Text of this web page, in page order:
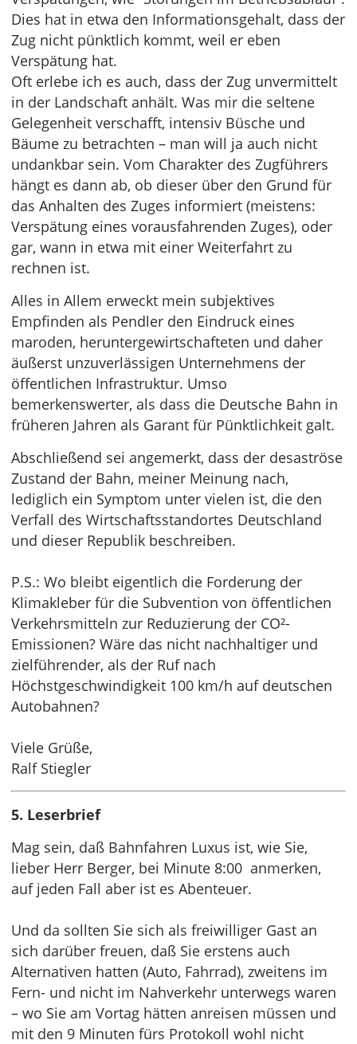
Dies hat in etwa den Informationsgehalt, dass der
Zug nicht pünktlich kommt, weil er eben
Verspätung hat.
Oft erlebe ich es auch, dass der Zug unvermittelt
in der Landschaft anhält. Was mir die seltene
Gelegenheit verschafft, intensiv Büsche und
Bäume zu betrachten – man will ja auch nicht
undankbar sein. Vom Charakter des Zugführers
hängt es dann ab, ob dieser über den Grund für
das Anhalten des Zuges informiert (meistens:
Verspätung eines vorausfahrenden Zuges), oder
gar, wann in etwa mit einer Weiterfahrt zu
rechnen ist.
Alles in Allem erweckt mein subjektives
Empfinden als Pendler den Eindruck eines
maroden, heruntergewirtschafteten und daher
äußerst unzuverlässigen Unternehmens der
öffentlichen Infrastruktur. Umso
bemerkenswerter, als dass die Deutsche Bahn in
früheren Jahren als Garant für Pünktlichkeit galt.
Abschließend sei angemerkt, dass der desaströse
Zustand der Bahn, meiner Meinung nach,
lediglich ein Symptom unter vielen ist, die den
Verfall des Wirtschaftsstandortes Deutschland
und dieser Republik beschreiben.
P.S.: Wo bleibt eigentlich die Forderung der
Klimakleber für die Subvention von öffentlichen
Verkehrsmitteln zur Reduzierung der CO²-
Emissionen? Wäre das nicht nachhaltiger und
zielführender, als der Ruf nach
Höchstgeschwindigkeit 100 km/h auf deutschen
Autobahnen?
Viele Grüße,
Ralf Stiegler
5. Leserbrief
Mag sein, daß Bahnfahren Luxus ist, wie Sie,
lieber Herr Berger, bei Minute 8:00 anmerken,
auf jeden Fall aber ist es Abenteuer.
Und da sollten Sie sich als freiwilliger Gast an
sich darüber freuen, daß Sie erstens auch
Alternativen hatten (Auto, Fahrrad), zweitens im
Fern- und nicht im Nahverkehr unterwegs waren
– wo Sie am Vortag hätten anreisen müssen und
mit den 9 Minuten fürs Protokoll wohl nicht